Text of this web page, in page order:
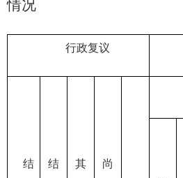
情况
行政复议
结 结 其 尚